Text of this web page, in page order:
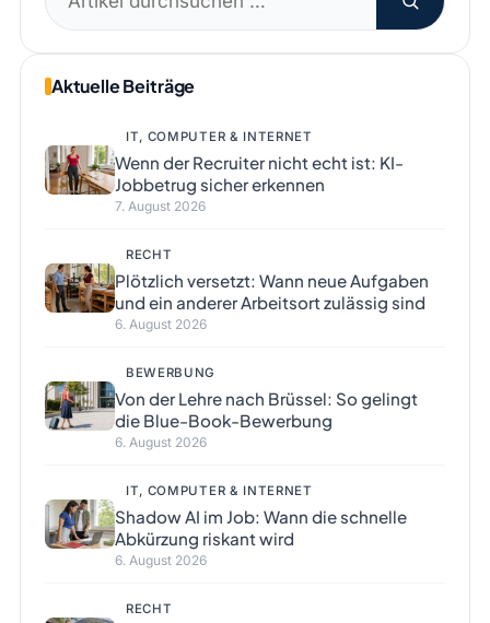
nach:
Aktuelle Beiträge
IT, COMPUTER & INTERNET
Wenn der Recruiter nicht echt ist: KI-
Jobbetrug sicher erkennen
7. August 2026
RECHT
Plötzlich versetzt: Wann neue Aufgaben
und ein anderer Arbeitsort zulässig sind
6. August 2026
BEWERBUNG
Von der Lehre nach Brüssel: So gelingt
die Blue-Book-Bewerbung
6. August 2026
IT, COMPUTER & INTERNET
Shadow AI im Job: Wann die schnelle
Abkürzung riskant wird
6. August 2026
RECHT